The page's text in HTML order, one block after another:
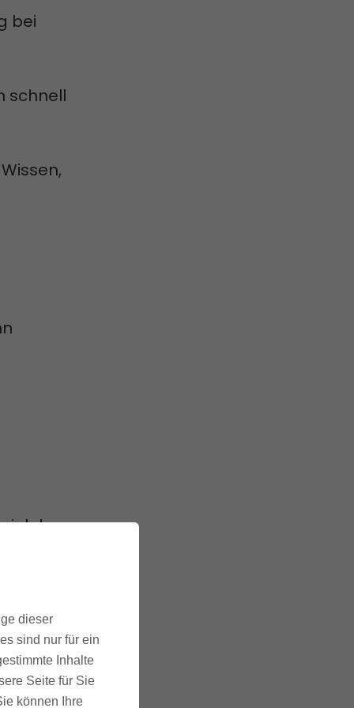
bei
schnell
du
dieser
sind nur für ein
Inhalte
Seite für Sie
können Ihre